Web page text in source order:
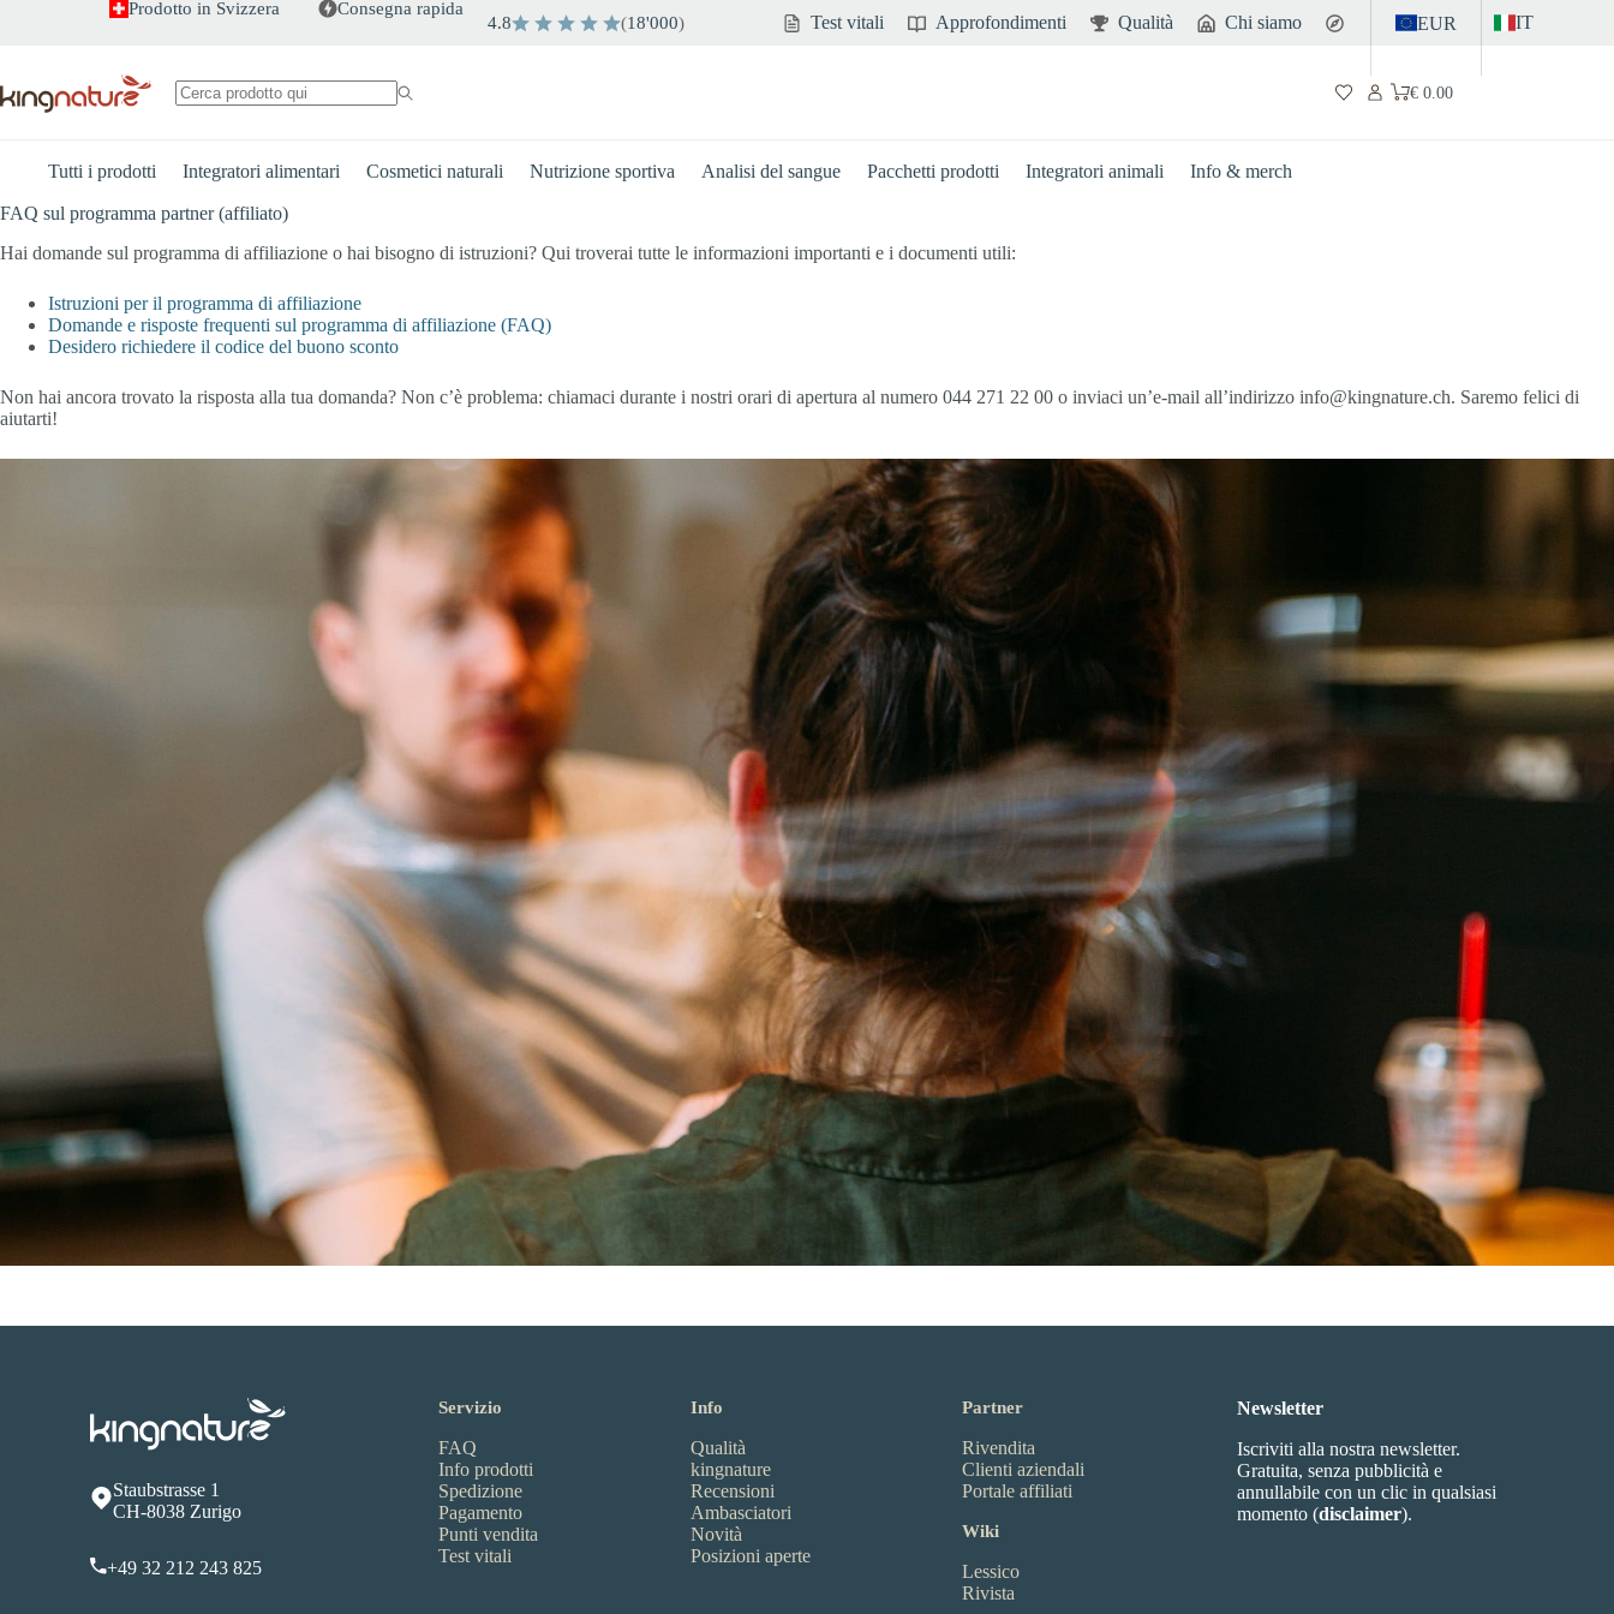
Prodotto in Svizzera Consegna rapida
4.8 (18'000) Test vitali Approfondimenti Qualità Chi siamo ContattoEUR IT
Carrello
€0.00
Tutti i prodotti Integratori alimentari Cosmetici naturali Nutrizione sportiva Analisi del sangue Pacchetti prodotti Integratori animali Info & merch
FAQ sul programma partner (affiliato)
Hai domande sul programma di affiliazione o hai bisogno di istruzioni? Qui troverai tutte le informazioni importanti e i documenti utili:
Istruzioni per il programma di affiliazione
Domande e risposte frequenti sul programma di affiliazione (FAQ)
Desidero richiedere il codice del buono sconto
Non hai ancora trovato la risposta alla tua domanda? Non c’è problema: chiamaci durante i nostri orari di apertura al numero 044 271 22 00 o inviaci un’e-mail all’indirizzo info@kingnature.ch. Saremo felici di
aiutarti!
Staubstrasse 1
CH-8038 Zurigo
+49 32 212 243 825
Servizio
FAQ
Info prodotti
Spedizione
Pagamento
Punti vendita
Test vitali
Info
Qualità
kingnature
Recensioni
Ambasciatori
Novità
Posizioni aperte
Partner
Rivendita
Clienti aziendali
Portale affiliati
Wiki
Lessico
Rivista
Newsletter
Iscriviti alla nostra newsletter.
Gratuita, senza pubblicità e
annullabile con un clic in qualsiasi
momento (disclaimer).